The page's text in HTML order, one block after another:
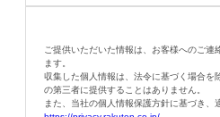
ご提供いただいた情報は、お客様へのご連
ます。
収集した個人情報は、法令に基づく場合を
の第三者に提供することはありません。
また、当社の個人情報保護方針に基づき、